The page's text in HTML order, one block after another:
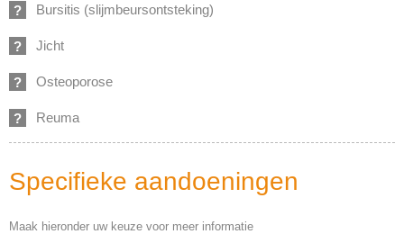
Bursitis (slijmbeursontsteking)
Jicht
Osteoporose
Reuma
Specifieke aandoeningen
Maak hieronder uw keuze voor meer informatie